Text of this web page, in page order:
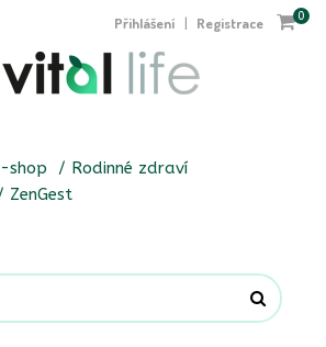
Přihlášení | Registrace 0
shop
Rodinné zdraví
ZenGest